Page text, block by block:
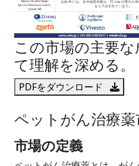
この市場の主要
て理解を深める。
PDFをダウンロード
ペットがん治療
市場の定義